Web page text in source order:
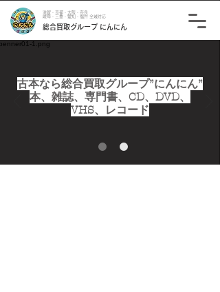
滋賀・京都・大阪・奈良
岐阜・三重・愛知・福井 全域対応
総合買取グループ にんにん
古本なら総合買取グループ”にんにん”
本、雑誌、専門書、CD、DVD、
VHS、レコード